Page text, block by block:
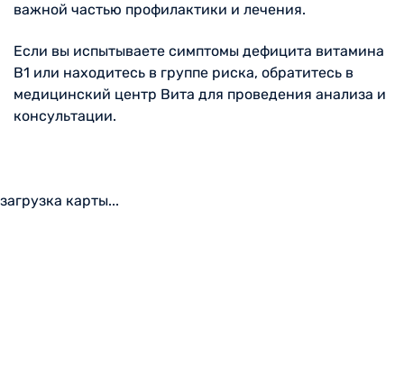
важной частью профилактики и лечения.
Если вы испытываете симптомы дефицита витамина
B1 или находитесь в группе риска, обратитесь в
медицинский центр Вита для проведения анализа и
консультации.
загрузка карты...